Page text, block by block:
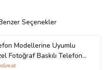
Seçenekler
Modellerine Uyumlu
Fotoğraf Baskılı Telefon